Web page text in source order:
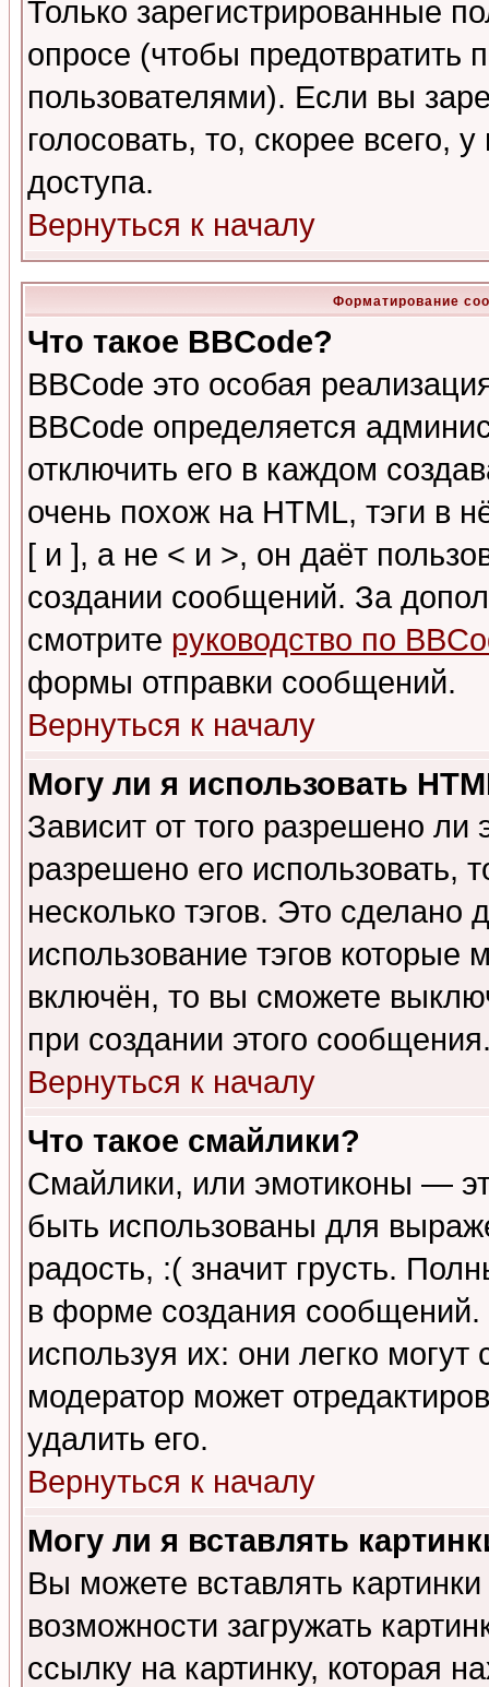
Только зарегистрированные
опросе (чтобы предотвратить
пользователями). Если вы
голосовать, то, скорее всего,
доступа.
Вернуться к началу
Форматирование
Что такое BBCode?
BBCode это особая
BBCode определяется
отключить его в каждом
очень похож на HTML, тэги в
[ и ], а не < и >, он даёт
создании сообщений. За
смотрите руководство по
формы отправки сообщений.
Вернуться к началу
Могу ли я использовать
Зависит от того разрешено
разрешено его использовать,
несколько тэгов. Это сделано
использование тэгов
включён, то вы сможете
при создании этого
Вернуться к началу
Что такое смайлики?
Смайлики, или эмотиконы —
быть использованы для
радость, :( значит грусть.
в форме создания сообщений.
используя их: они легко
модератор может
удалить его.
Вернуться к началу
Могу ли я вставлять
Вы можете вставлять
возможности загружать
ссылку на картинку, которая